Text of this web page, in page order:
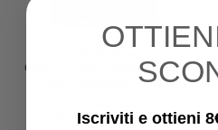
Giacca Impermeabile Cambia
Colore - Dinosauro - Extra
59,00 € 41,30 €
Iscriviti e ottieni